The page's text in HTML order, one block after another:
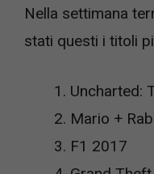
Nella settimana
stati questi i titoli
Uncharted:
Mario +
F1 2017